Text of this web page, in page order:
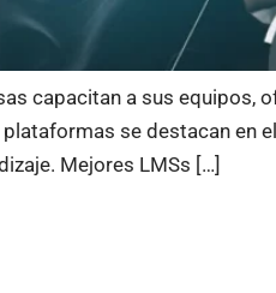
capacitan a sus equipos,
se destacan en
Mejores LMSs […]